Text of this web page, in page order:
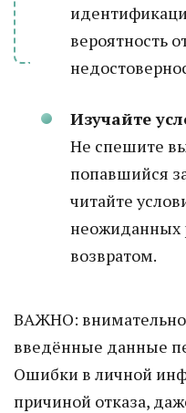
вероятность
Изучайте
Не спешите
попавшийся
читайте
неожиданных
возвратом.
ВАЖНО: внимательно
введённые данные
Ошибки в личной
причиной отказа,